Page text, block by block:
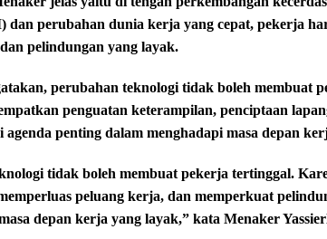
dan perubahan dunia kerja yang cepat, pekerja
pelindungan yang layak.
perubahan teknologi tidak boleh membuat
penguatan keterampilan, penciptaan
agenda penting dalam menghadapi masa depan
tidak boleh membuat pekerja tertinggal.
peluang kerja, dan memperkuat
depan kerja yang layak,” kata Menaker